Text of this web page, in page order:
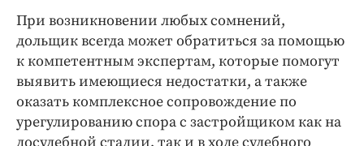
При возникновении любых сомнений,
дольщик всегда может обратиться за помощью
к компетентным экспертам, которые помогут
выявить имеющиеся недостатки, а также
оказать комплексное сопровождение по
урегулированию спора с застройщиком как на
досудебной стадии, так и в ходе судебного